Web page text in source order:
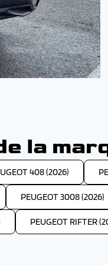
la
408 (2026)
PEUGEOT 3008 (2026)
PEUGEOT RIFTER